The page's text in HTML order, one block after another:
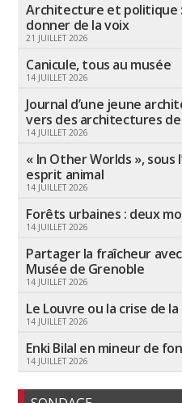
Architecture et politique
donner de la voix
21 JUILLET 2026
Canicule, tous au musée
14 JUILLET 2026
Journal d’une jeune
vers des architectures de
14 JUILLET 2026
« In Other Worlds », sous
esprit animal
14 JUILLET 2026
Forêts urbaines : deux
14 JUILLET 2026
Partager la fraîcheur
Musée de Grenoble
14 JUILLET 2026
Le Louvre ou la crise de
14 JUILLET 2026
Enki Bilal en mineur de
14 JUILLET 2026